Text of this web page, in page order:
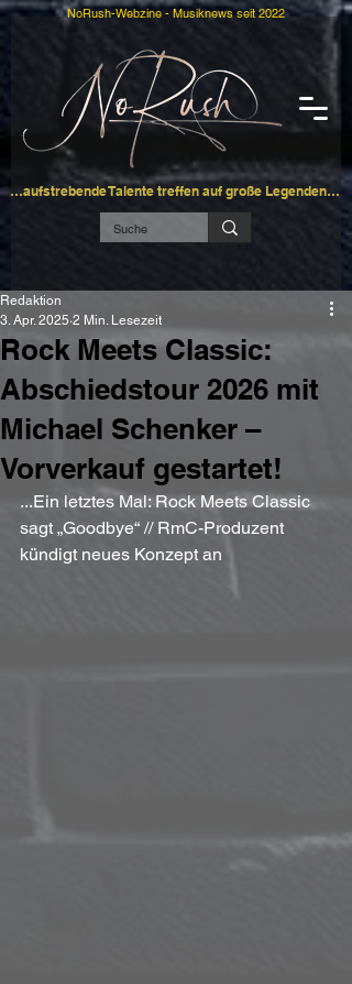
…aufstrebende Talente treffen auf große Legenden…
NoRush-Webzine - Musiknews seit 2022
Rock Meets Classic:
Abschiedstour 2026 mit
Michael Schenker –
Vorverkauf gestartet!
Redaktion
3. Apr. 2025 2 Min. Lesezeit
...Ein letztes Mal: Rock Meets Classic
sagt „Goodbye“ // RmC-Produzent
kündigt neues Konzept an